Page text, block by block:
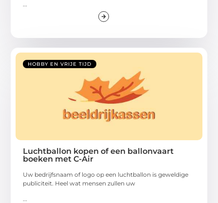
...
HOBBY EN VRIJE TIJD
Luchtballon kopen of een ballonvaart
boeken met C-Air
Uw bedrijfsnaam of logo op een luchtballon is geweldige
publiciteit. Heel wat mensen zullen uw
...